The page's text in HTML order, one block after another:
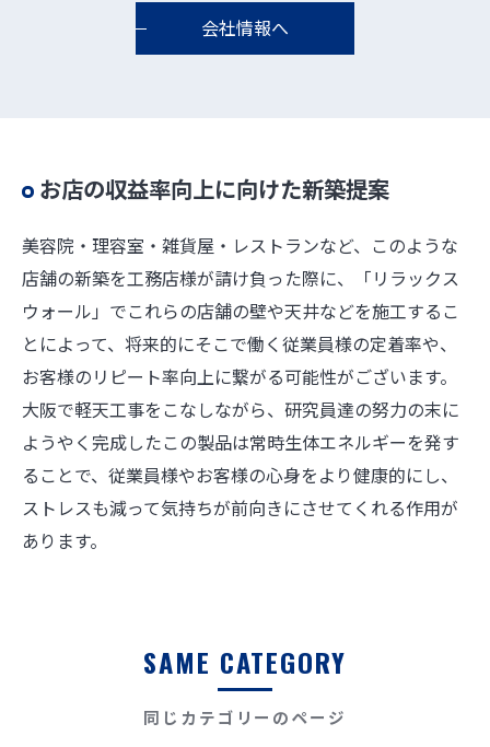
会社情報へ
お店の収益率向上に向けた新築提案
美容院・理容室・雑貨屋・レストランなど、このような
店舗の新築を工務店様が請け負った際に、「リラックス
ウォール」でこれらの店舗の壁や天井などを施工するこ
とによって、将来的にそこで働く従業員様の定着率や、
お客様のリピート率向上に繋がる可能性がございます。
大阪で軽天工事をこなしながら、研究員達の努力の末に
ようやく完成したこの製品は常時生体エネルギーを発す
ることで、従業員様やお客様の心身をより健康的にし、
ストレスも減って気持ちが前向きにさせてくれる作用が
あります。
同じカテゴリーのページ
SAME CATEGORY